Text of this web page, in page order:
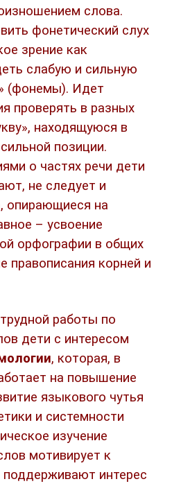
слова.
фонетический слух
зрение как
слабую и сильную
(фонемы). Идет
проверять в разных
находящуюся в
позиции.
о частях речи дети
не следует и
опирающиеся на
– усвоение
орфографии в общих
правописания корней и
работы по
дети с интересом
, которая, в
на повышение
языкового чутья
и системности
изучение
мотивирует к
интерес